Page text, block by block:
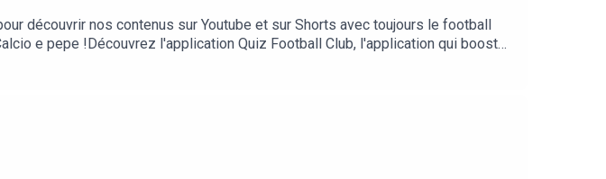
découvrir nos contenus sur Youtube et sur Shorts avec toujours le football
e pepe !Découvrez l'application Quiz Football Club, l'application qui booste
sur le site https://quizfootballclub.frPour nous encourager, n'hésitez pas à
vaut aujourd'hui près de 110 millions d'euros ? C'est le montant déboursé
notre site internet : www.calcioepepe.fr== Connexe ==Suivez également le
: joueurs, entraîneurs, dirigeants, recruteurs, formateurs, préparateurs